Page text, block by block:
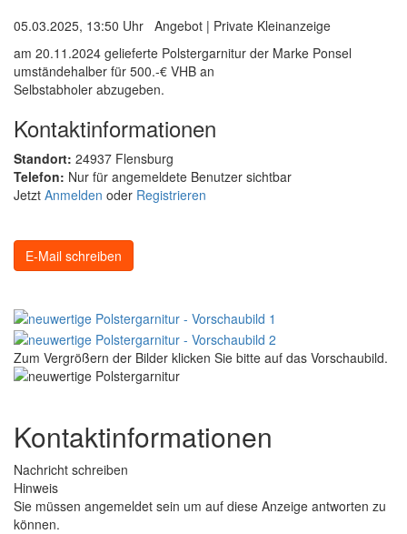
05.03.2025, 13:50 Uhr Angebot | Private Kleinanzeige
am 20.11.2024 gelieferte Polstergarnitur der Marke Ponsel
umständehalber für 500.-€ VHB an
Selbstabholer abzugeben.
Kontaktinformationen
Standort: 24937 Flensburg
Telefon: Nur für angemeldete Benutzer sichtbar
Jetzt Anmelden oder Registrieren
E-Mail schreiben
Zum Vergrößern der Bilder klicken Sie bitte auf das Vorschaubild.
Kontaktinformationen
Nachricht schreiben
Hinweis
Sie müssen angemeldet sein um auf diese Anzeige antworten zu
können.